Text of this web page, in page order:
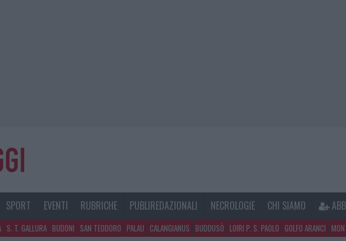
SPORT EVENTI RUBRICHE PUBLIREDAZIONALI NECROLOGIE CHI SIAMO
S. T. GALLURA BUDONI SAN TEODORO PALAU CALANGIANUS BUDDUSÒ LOIRI P. S. PAOLO GOLFO ARANCI